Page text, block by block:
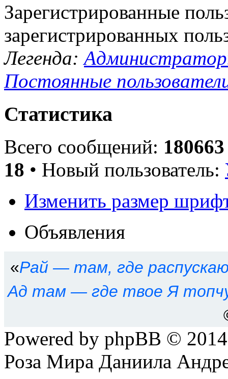
Зарегистрированные
зарегистрированных
Легенда:
Постоянные
Статистика
Всего сообщений: 180663
18 • Новый пользователь:
Изменить размер
Объявления
«Рай — там, где
Ад там — где твое Я
Powered by phpBB ©
Роза Мира Даниила